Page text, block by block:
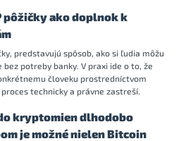
pôžičky ako doplnok k
predstavujú spôsob, ako si ľudia môžu
potreby banky. V praxi ide o to, že
človeku prostredníctvom
technicky a právne zastreší.
kryptomien dlhodobo
je možné nielen Bitcoin